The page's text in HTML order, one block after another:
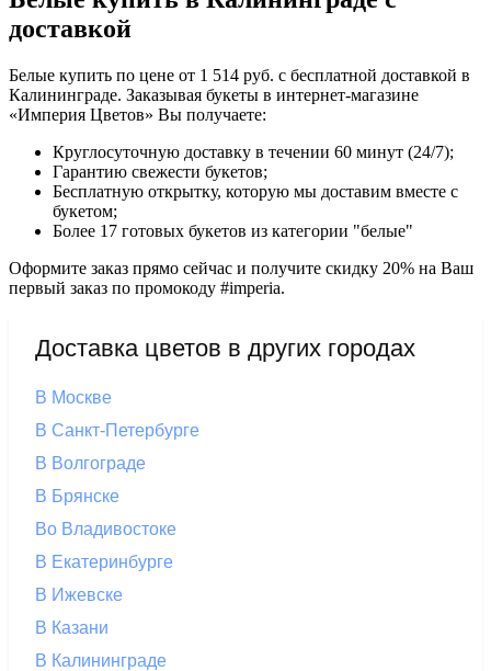
доставкой
Белые купить по цене от 1 514 руб. с бесплатной доставкой в
Калининграде. Заказывая букеты в интернет-магазине
«Империя Цветов» Вы получаете:
Круглосуточную доставку в течении 60 минут (24/7);
Гарантию свежести букетов;
Бесплатную открытку, которую мы доставим вместе с
букетом;
Более 17 готовых букетов из категории "белые"
Оформите заказ прямо сейчас и получите скидку 20% на Ваш
первый заказ по промокоду #imperia.
Доставка цветов в других городах
В Москве
В Санкт-Петербурге
В Волгограде
В Брянске
Во Владивостоке
В Екатеринбурге
В Ижевске
В Казани
В Калининграде